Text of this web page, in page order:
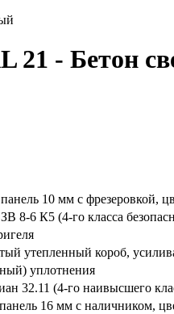
21 - Бетон
10 мм с фрезеровкой,
8-6 К5 (4-го класса
утепленный короб,
уплотнения
32.11 (4-го наивысшего
16 мм с наличником,